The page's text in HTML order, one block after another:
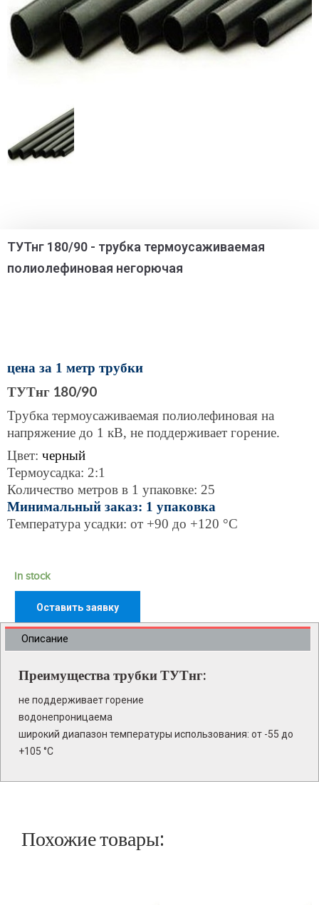
ТУТнг 180/90 - трубка термоусаживаемая
полиолефиновая негорючая
цена за 1 метр трубки
ТУТнг 180/90
Трубка термоусаживаемая полиолефиновая на
напряжение до 1 кВ, не поддерживает горение.
Цвет: черный
Термоусадка: 2:1
Количество метров в 1 упаковке: 25
Минимальный заказ: 1 упаковка
Температура усадки: от +90 до +120 °C
In stock
Оставить заявку
Описание
Преимущества трубки ТУТнг:
не поддерживает горение
водонепроницаема
широкий диапазон температуры использования: от -55 до
+105 °C
Похожие товары: